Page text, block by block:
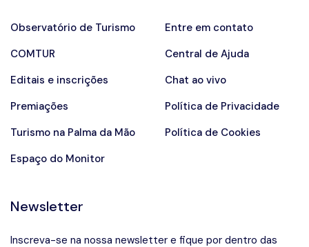
Observatório de Turismo
COMTUR
Editais e inscrições
Premiações
Turismo na Palma da Mão
Espaço do Monitor
Entre em contato
Central de Ajuda
Chat ao vivo
Política de Privacidade
Política de Cookies
Newsletter
Inscreva-se na nossa newsletter e fique por dentro das